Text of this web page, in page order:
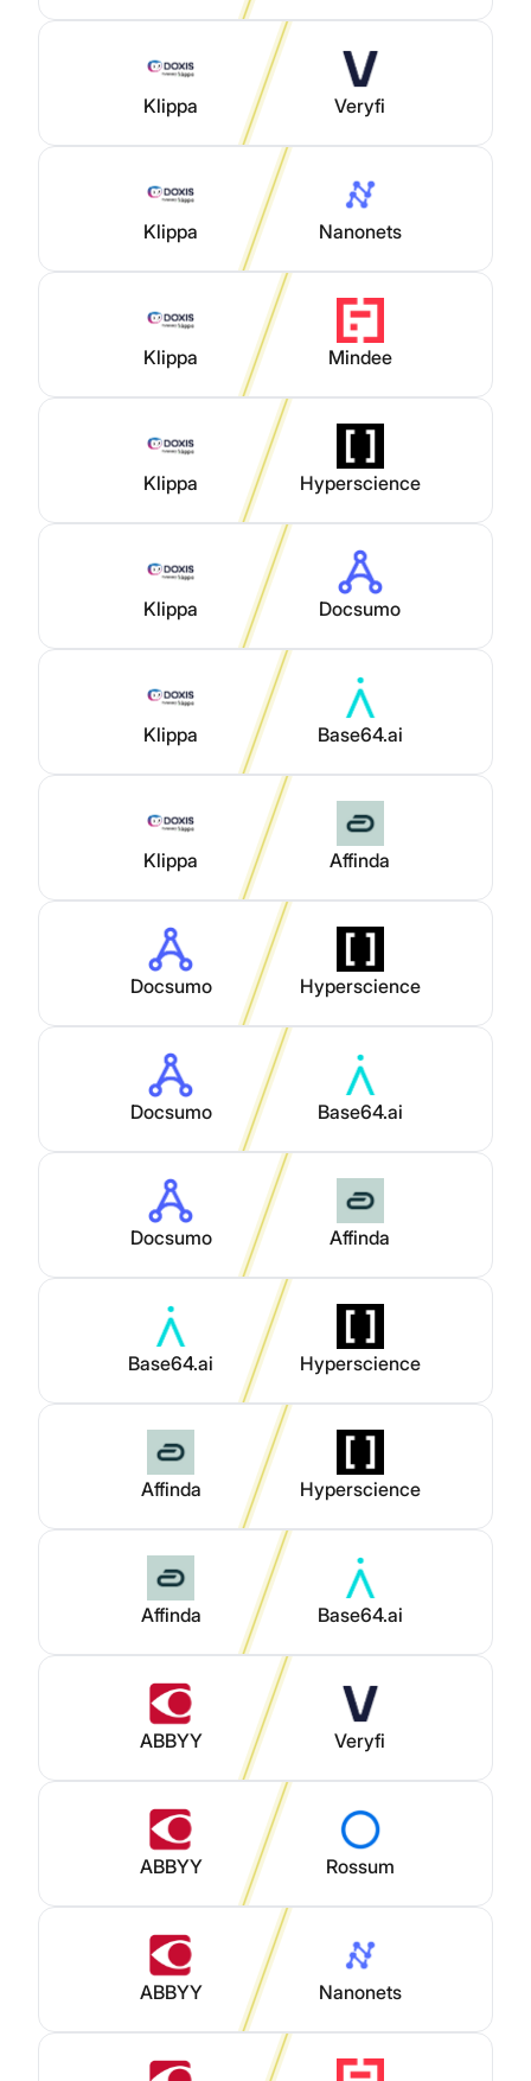
Klippa Veryfi
Klippa Nanonets
Klippa Mindee
Klippa Hyperscience
Klippa Docsumo
Klippa Base64.ai
Klippa Affinda
Docsumo Hyperscience
Docsumo Base64.ai
Docsumo Affinda
Base64.ai Hyperscience
Affinda Hyperscience
Affinda Base64.ai
ABBYY Veryfi
ABBYY Rossum
ABBYY Nanonets